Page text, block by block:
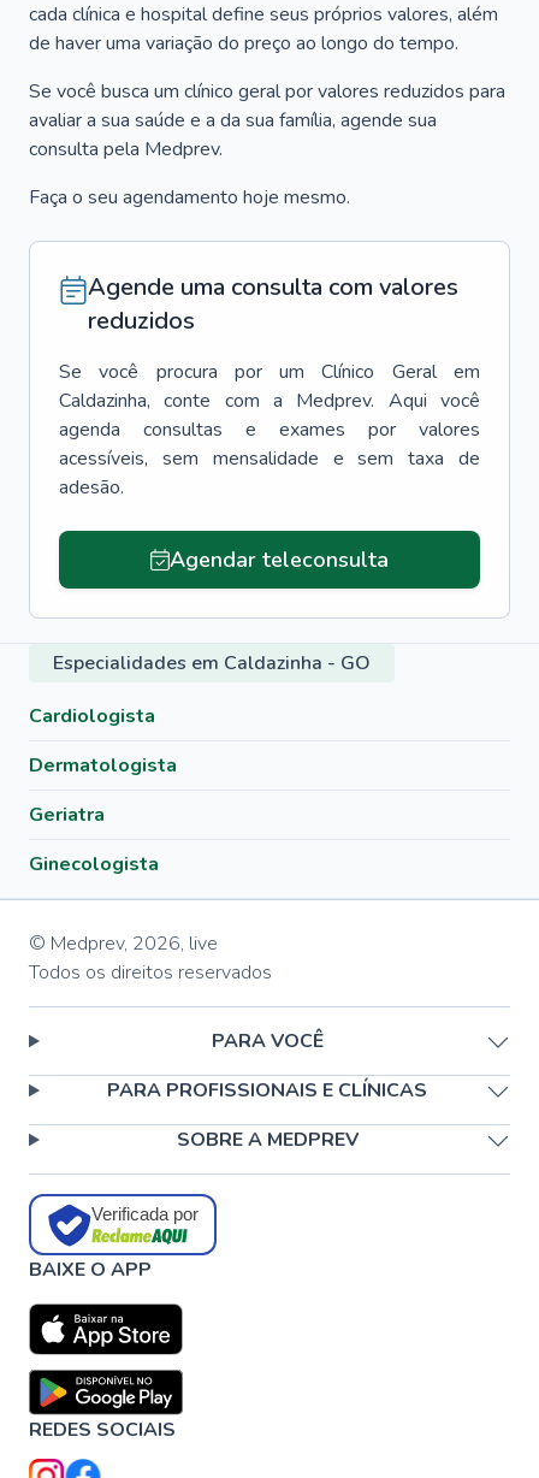
cada clínica e hospital define seus próprios valores, além
de haver uma variação do preço ao longo do tempo.
Se você busca um clínico geral por valores reduzidos para
avaliar a sua saúde e a da sua família, agende sua
consulta pela Medprev.
Faça o seu agendamento hoje mesmo.
Agende uma consulta com valores
reduzidos
Se você procura por um Clínico Geral
em
Caldazinha, conte com a Medprev. Aqui você
agenda consultas e exames por valores
acessíveis, sem mensalidade e sem taxa de
adesão.
Agendar teleconsulta
Especialidades em Caldazinha - GO
Cardiologista
Dermatologista
Geriatra
Ginecologista
© Medprev, 2026, live
Todos os direitos reservados
PARA VOCÊ
PARA PROFISSIONAIS E CLÍNICAS
SOBRE A MEDPREV
Verificada por
BAIXE O APP
REDES SOCIAIS